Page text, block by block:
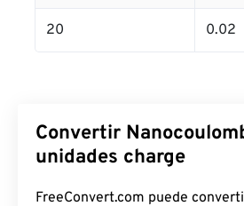
20 0.02
Convertir
unidades charge
FreeConvert.com puede